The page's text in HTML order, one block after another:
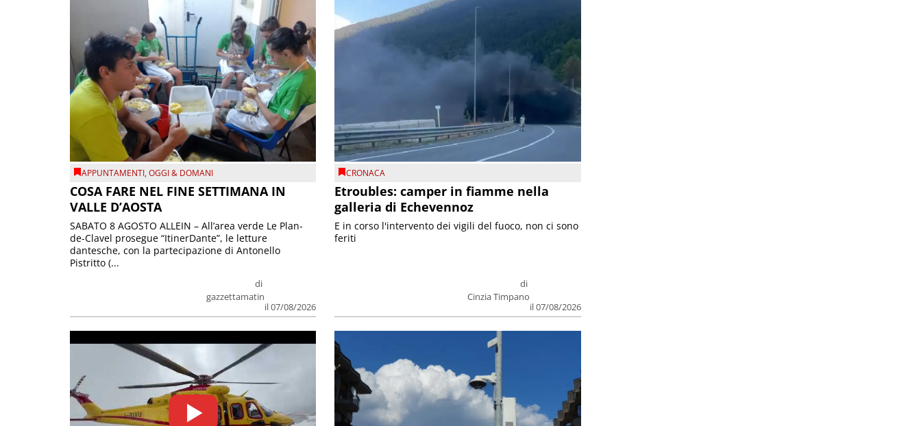
APPUNTAMENTI,OGGI & DOMANI
COSA FARE NEL FINE SETTIMANA IN
VALLE D’AOSTA
di
gazzettamatin
il 07/08/2026
SABATO 8 AGOSTO ALLEIN – All’area verde Le Plan-
de-Clavel prosegue “ItinerDante”, le letture
dantesche, con la partecipazione di Antonello
Pistritto (...
CRONACA
Etroubles: camper in fiamme nella
galleria di Echevennoz
di
Cinzia Timpano
il 07/08/2026
E in corso l'intervento dei vigili del fuoco, non ci sono
feriti